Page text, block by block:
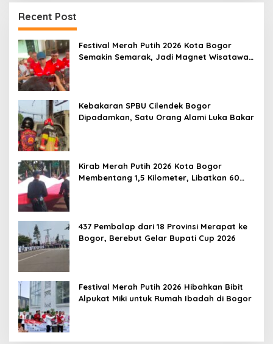
Recent Post
Festival Merah Putih 2026 Kota Bogor
Semakin Semarak, Jadi Magnet Wisatawan
Kebakaran SPBU Cilendek Bogor
Dipadamkan, Satu Orang Alami Luka Bakar
Kirab Merah Putih 2026 Kota Bogor
Membentang 1,5 Kilometer, Libatkan 60
437 Pembalap dari 18 Provinsi Merapat ke
Bogor, Berebut Gelar Bupati Cup 2026
Festival Merah Putih 2026 Hibahkan Bibit
Alpukat Miki untuk Rumah Ibadah di Bogor